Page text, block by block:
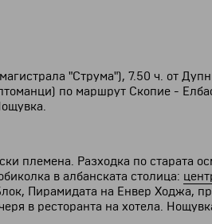
"Струма"), 7.50 ч. от
по маршрут Скопие -
племена. Разходка по старата
в албанската столица:
Пирамидата на Енвер Ходжа,
в ресторанта на хотела.